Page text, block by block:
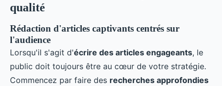
qualité
Rédaction d'articles captivants centrés sur
l'audience
Lorsqu'il s'agit d'écrire des articles engageants, le
public doit toujours être au cœur de votre stratégie.
Commencez par faire des recherches approfondies